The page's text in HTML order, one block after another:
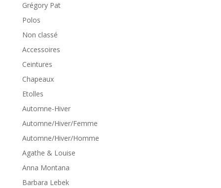
Grégory Pat
Polos
Non classé
Accessoires
Ceintures
Chapeaux
Etolles
Automne-Hiver
Automne/Hiver/Femme
Automne/Hiver/Homme
Agathe & Louise
Anna Montana
Barbara Lebek